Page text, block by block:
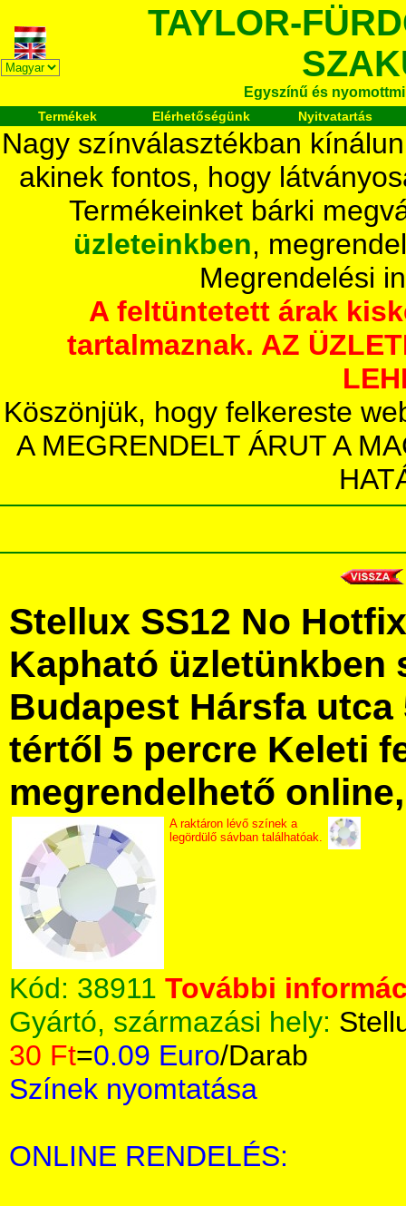
TAYLOR-
Egyszínű és
Termékek Elérhetőségünk Nyitvatartás
Nagy színválasztékban
akinek fontos, hogy
Termékeinket bárki
üzleteinkben,
Megrendelési
A feltüntetett árak
tartalmaznak. AZ
Köszönjük, hogy felkereste
A MEGRENDELT ÁRUT A
Stellux SS12 No
Kapható üzletünkben
Budapest Hársfa utca
tértől 5 percre Keleti
megrendelhető
A raktáron lévő színek a
legördülő sávban találhatóak.
Kód: 38911 További
Gyártó, származási hely:
30 Ft=0.09 Euro/Darab
Színek nyomtatása
ONLINE RENDELÉS: